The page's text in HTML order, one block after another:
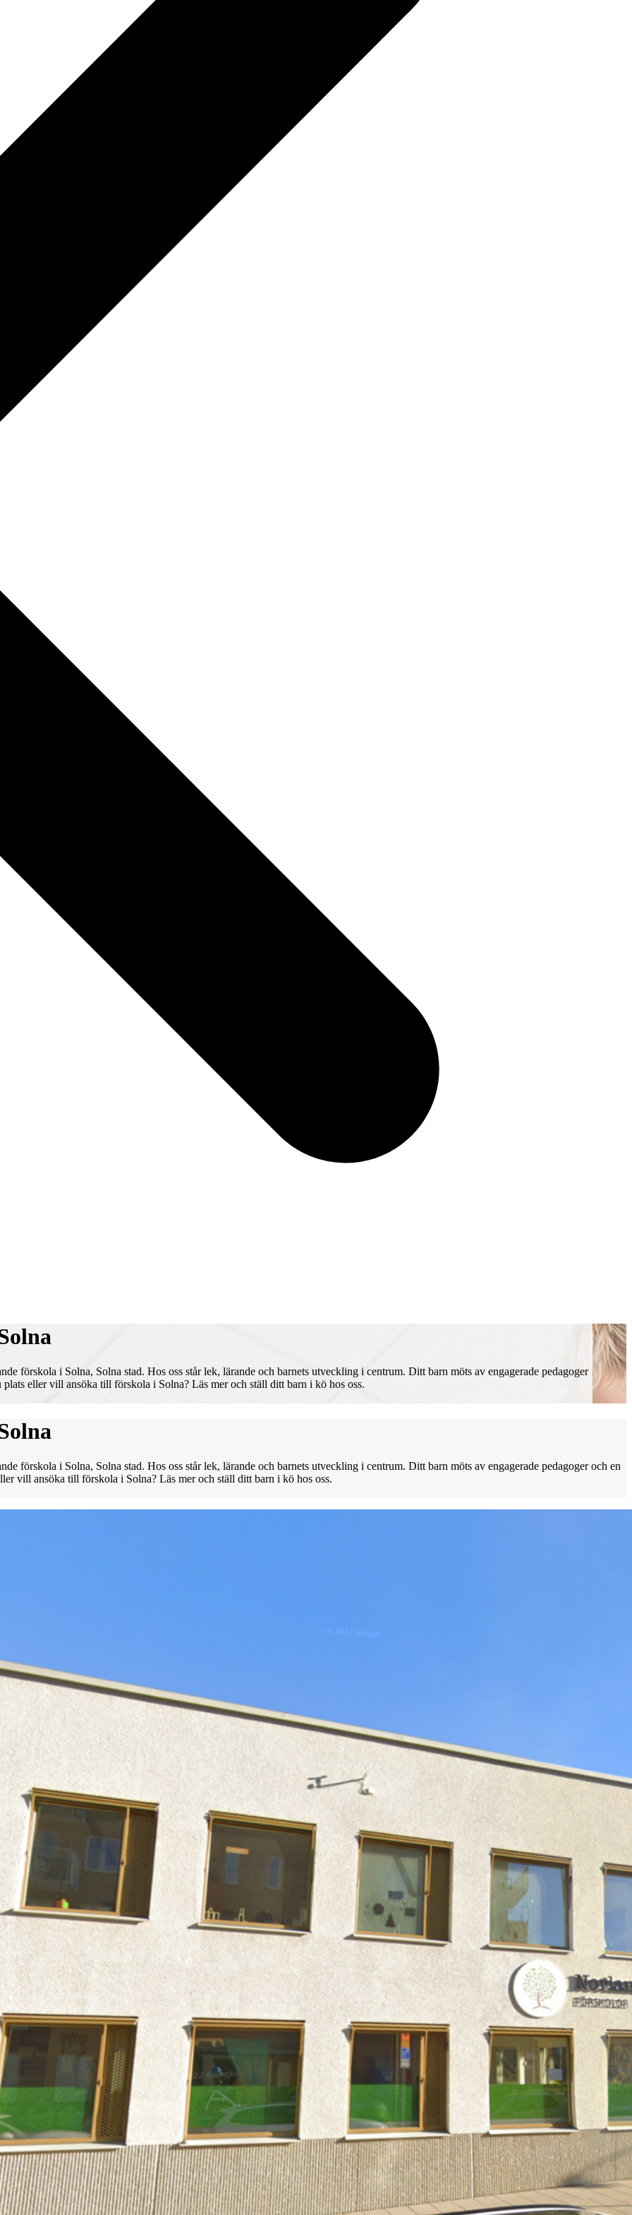
förskola i Solna, Solna stad. Hos oss står lek, lärande och barnets utveckling i centrum. Ditt barn möts av engagerade pedagoger
eller vill ansöka till förskola i Solna? Läs mer och ställ ditt barn i kö hos oss.
förskola i Solna, Solna stad. Hos oss står lek, lärande och barnets utveckling i centrum. Ditt barn möts av engagerade pedagoger och en
vill ansöka till förskola i Solna? Läs mer och ställ ditt barn i kö hos oss.